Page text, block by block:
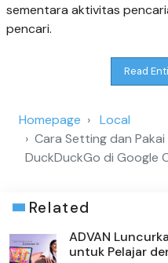
sementara aktivitas
pencari.
Read
Homepage
Local
Cara Setting dan
DuckDuckGo di Google
Related
ADVAN
untuk Pelajar